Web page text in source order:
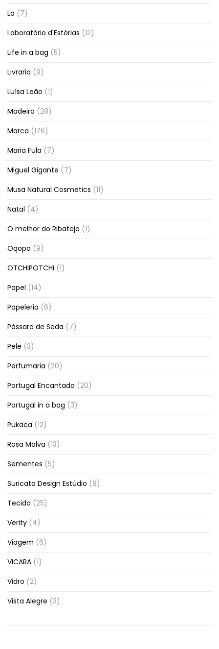
Lã (7)
Laboratório d'Estórias (12)
Life in a bag (5)
Livraria (9)
Luísa Leão (1)
Madeira (28)
Marca (176)
Maria Fula (7)
Miguel Gigante (7)
Musa Natural Cosmetics (11)
Natal (4)
O melhor do Ribatejo (1)
Oqopo (9)
OTCHIPOTCHI (1)
Papel (14)
Papeleria (6)
Pássaro de Seda (7)
Pele (3)
Perfumaria (20)
Portugal Encantado (20)
Portugal in a bag (3)
Pukaca (12)
Rosa Malva (13)
Sementes (5)
Suricata Design Estúdio (8)
Tecido (25)
Verity (4)
Viagem (6)
VICARA (1)
Vidro (2)
Vista Alegre (3)